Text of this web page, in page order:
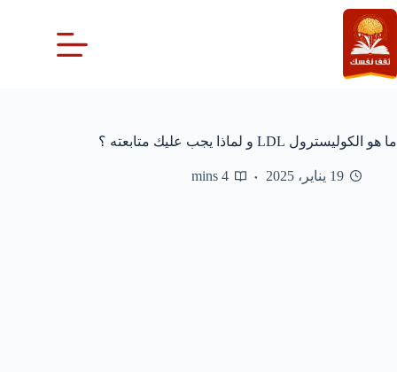
التجاوز
إلى
المحتوى
ما هو الكوليسترول LDL و لماذا يجب عليك متابعته ؟
19 يناير، 2025 4 mins